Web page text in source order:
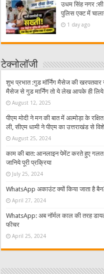
उधम सिंह नगर
पुलिस एक्ट में
1 day ago
टेक्नोलॉजी
शुभ प्रभात :गुड मॉर्निंग मैसेज की
मैसेज से गुड मार्निंग तो ये लेख आपके ही
August 12, 2025
पीएम मोदी ने मन की बात में अल्मोड़ा के
ली, सीएम धामी ने पीएम का उत्तराखंड से
August 25, 2024
काम की बात: आनलाइन पेमेंट करते हुए
जानिये पूरी प्रक्रिया
July 25, 2024
WhatsApp अकाउंट क्यों किया जाता है
April 27, 2024
WhatsApp: अब नॉर्मल काल की तरह
फीचर
April 25, 2024